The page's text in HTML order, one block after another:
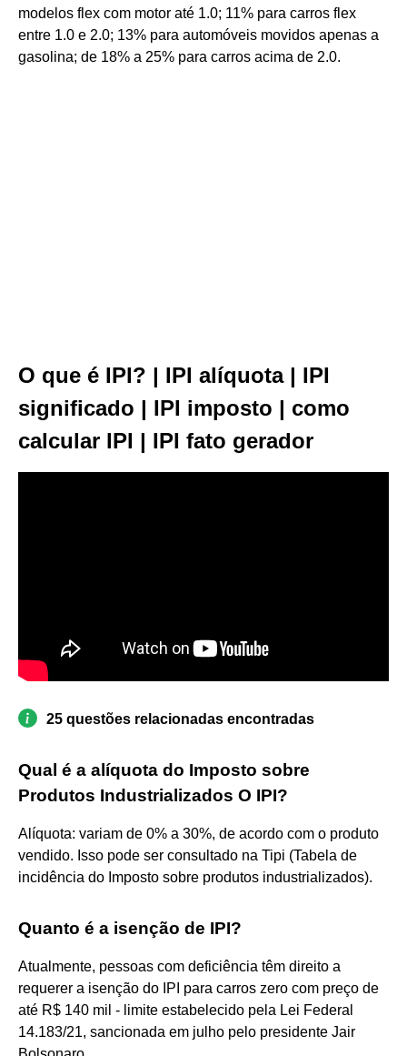
modelos flex com motor até 1.0; 11% para carros flex
entre 1.0 e 2.0; 13% para automóveis movidos apenas a
gasolina; de 18% a 25% para carros acima de 2.0.
O que é IPI? | IPI alíquota | IPI
significado | IPI imposto | como
calcular IPI | IPI fato gerador
25 questões relacionadas encontradas
Qual é a alíquota do Imposto sobre
Produtos Industrializados O IPI?
Alíquota: variam de 0% a 30%, de acordo com o produto
vendido. Isso pode ser consultado na Tipi (Tabela de
incidência do Imposto sobre produtos industrializados).
Quanto é a isenção de IPI?
Atualmente, pessoas com deficiência têm direito a
requerer a isenção do IPI para carros zero com preço de
até R$ 140 mil - limite estabelecido pela Lei Federal
14.183/21, sancionada em julho pelo presidente Jair